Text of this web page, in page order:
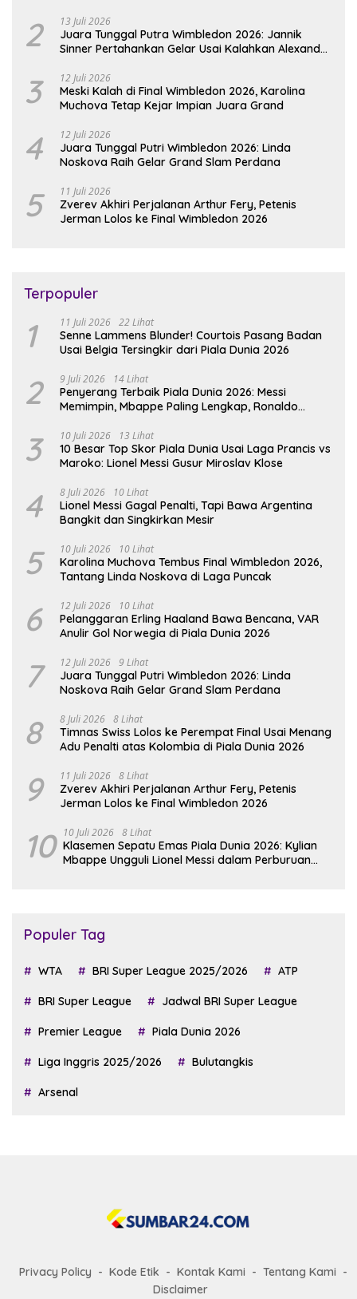
2 13 Juli 2026
Juara Tunggal Putra Wimbledon 2026: Jannik
Sinner Pertahankan Gelar Usai Kalahkan Alexander
3 12 Juli 2026
Meski Kalah di Final Wimbledon 2026, Karolina
Muchova Tetap Kejar Impian Juara Grand
4 12 Juli 2026
Juara Tunggal Putri Wimbledon 2026: Linda
Noskova Raih Gelar Grand Slam Perdana
5 11 Juli 2026
Zverev Akhiri Perjalanan Arthur Fery, Petenis
Jerman Lolos ke Final Wimbledon 2026
Terpopuler
1 11 Juli 2026 22 Lihat
Senne Lammens Blunder! Courtois Pasang Badan
Usai Belgia Tersingkir dari Piala Dunia 2026
2 9 Juli 2026 14 Lihat
Penyerang Terbaik Piala Dunia 2026: Messi
Memimpin, Mbappe Paling Lengkap, Ronaldo
3 10 Juli 2026 13 Lihat
10 Besar Top Skor Piala Dunia Usai Laga Prancis vs
Maroko: Lionel Messi Gusur Miroslav Klose
4 8 Juli 2026 10 Lihat
Lionel Messi Gagal Penalti, Tapi Bawa Argentina
Bangkit dan Singkirkan Mesir
5 10 Juli 2026 10 Lihat
Karolina Muchova Tembus Final Wimbledon 2026,
Tantang Linda Noskova di Laga Puncak
6 12 Juli 2026 10 Lihat
Pelanggaran Erling Haaland Bawa Bencana, VAR
Anulir Gol Norwegia di Piala Dunia 2026
7 12 Juli 2026 9 Lihat
Juara Tunggal Putri Wimbledon 2026: Linda
Noskova Raih Gelar Grand Slam Perdana
8 8 Juli 2026 8 Lihat
Timnas Swiss Lolos ke Perempat Final Usai Menang
Adu Penalti atas Kolombia di Piala Dunia 2026
9 11 Juli 2026 8 Lihat
Zverev Akhiri Perjalanan Arthur Fery, Petenis
Jerman Lolos ke Final Wimbledon 2026
10 10 Juli 2026 8 Lihat
Klasemen Sepatu Emas Piala Dunia 2026: Kylian
Mbappe Ungguli Lionel Messi dalam Perburuan
Populer Tag
WTA BRI Super League 2025/2026 ATP
BRI Super League Jadwal BRI Super League
Premier League Piala Dunia 2026
Liga Inggris 2025/2026 Bulutangkis
Arsenal
Privacy Policy Kode Etik Kontak Kami
Tentang Kami
Disclaimer